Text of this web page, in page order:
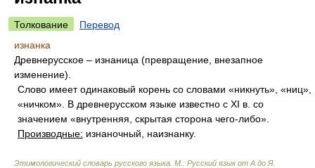
Толкование
Перевод
изнанка
Древнерусское – изнаница (превращение, внезапное
изменение).
Слово имеет одинаковый корень со словами «никнуть», «ниц»,
«ничком». В древнерусском языке известно с XI в. со
значением «внутренняя, скрытая сторона чего-либо».
Производные: изнаночный, наизнанку.
Этимологический словарь русского языка. М.: Русский язык от А до Я.